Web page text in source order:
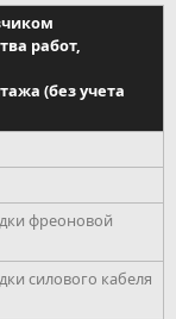
работ,
(без учета
фреоновой
силового кабеля